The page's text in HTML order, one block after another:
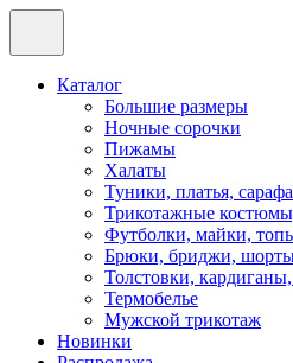
Каталог
Большие размеры
Ночные сорочки
Пижамы
Халаты
Туники, платья,
Трикотажные
Футболки, майки,
Брюки, бриджи,
Толстовки,
Термобелье
Мужской трикотаж
Новинки